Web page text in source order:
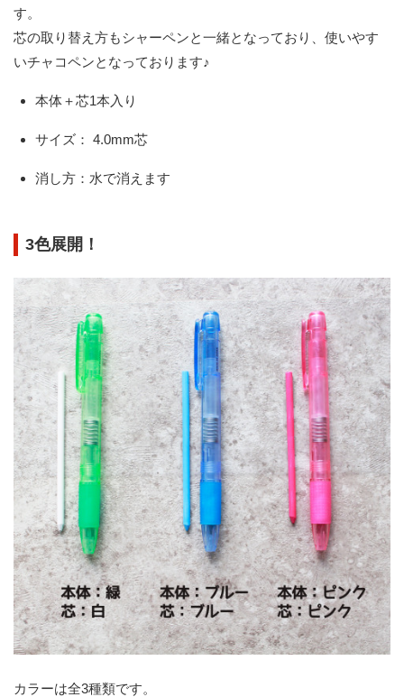
す。
芯の取り替え方もシャーペンと一緒となっており、使いやす
いチャコペンとなっております♪
本体＋芯1本入り
サイズ： 4.0mm芯
消し方：水で消えます
3色展開！
カラーは全3種類です。